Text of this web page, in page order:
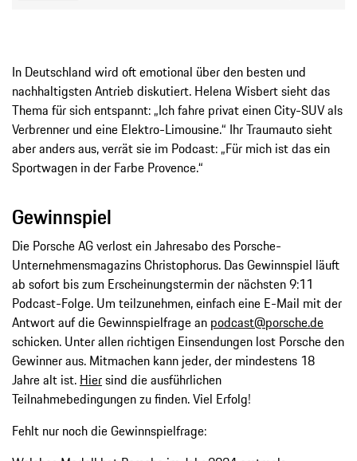
In Deutschland wird oft emotional über den besten und
nachhaltigsten Antrieb diskutiert. Helena Wisbert sieht das
Thema für sich entspannt: „Ich fahre privat einen City-SUV als
Verbrenner und eine Elektro-Limousine.“ Ihr Traumauto sieht
aber anders aus, verrät sie im Podcast: „Für mich ist das ein
Sportwagen in der Farbe Provence.“
Gewinnspiel
Die Porsche AG verlost ein Jahresabo des Porsche-
Unternehmensmagazins Christophorus. Das Gewinnspiel läuft
ab sofort bis zum Erscheinungstermin der nächsten 9:11
Podcast-Folge. Um teilzunehmen, einfach eine E-Mail mit der
Antwort auf die Gewinnspielfrage an podcast@porsche.de
schicken. Unter allen richtigen Einsendungen lost Porsche den
Gewinner aus. Mitmachen kann jeder, der mindestens 18
Jahre alt ist. Hiersind die ausführlichen
Teilnahmebedingungen zu finden. Viel Erfolg!
Fehlt nur noch die Gewinnspielfrage: